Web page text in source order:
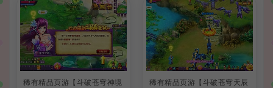
稀有精品页游【斗破苍穹神境
稀有精品页游【斗破苍穹天辰